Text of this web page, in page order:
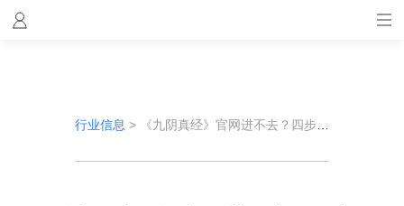
行业信息 > 《九阴真经》官网进不去？四步排查法助你快速解决